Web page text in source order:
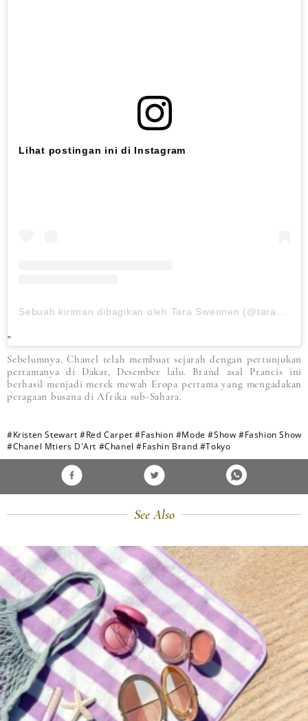
Lihat postingan ini di Instagram
Sebelumnya, Chanel telah membuat sejarah dengan pertunjukan
pertamanya di Dakar, Desember lalu. Brand asal Prancis ini
berhasil menjadi merek mewah Eropa pertama yang mengadakan
peragaan busana di Afrika sub-Sahara.
#Kristen Stewart #Red Carpet #Fashion #Mode #Show #Fashion Show
#Chanel Mtiers D'Art #Chanel #Fashin Brand #Tokyo
See Also